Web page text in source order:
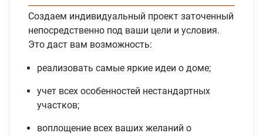
Создаем индивидуальный проект заточенный
непосредственно под ваши цели и условия.
Это даст вам возможность:
реализовать самые яркие идеи о доме;
учет всех особенностей нестандартных
участков;
воплощение всех ваших желаний о